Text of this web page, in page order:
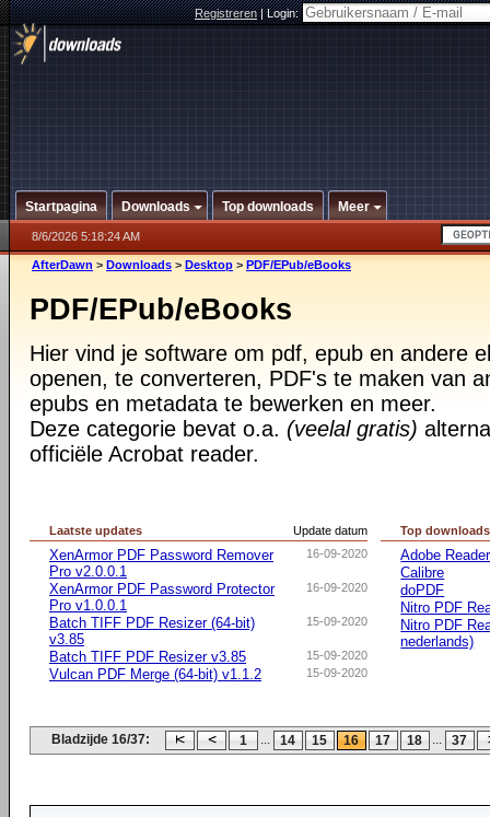
Registreren|Login:
Startpagina Downloads Top downloads Meer
8/6/2026 5:18:24 AM
AfterDawn > Downloads > Desktop > PDF/EPub/eBooks
PDF/EPub/eBooks
Hier vind je software om pdf, epub en andere
openen, te converteren, PDF's te maken van
epubs en metadata te bewerken en meer.
Deze categorie bevat o.a. (veelal gratis)
officiële Acrobat reader.
Update datum
Laatste updates
16-09-2020
XenArmor PDF Password Remover
Pro v2.0.0.1
16-09-2020
XenArmor PDF Password Protector
Pro v1.0.0.1
15-09-2020
Batch TIFF PDF Resizer (64-bit)
v3.85
15-09-2020
Batch TIFF PDF Resizer v3.85
15-09-2020
Vulcan PDF Merge (64-bit) v1.1.2
Top downloads
Adobe
Calibre
doPDF
Nitro PDF
Nitro PDF
nederlands)
Bladzijde 16/37: 1 ... 14 15 16 17 18 ... 37